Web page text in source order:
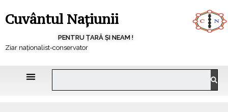
Cuvântul Națiunii
PENTRU ȚARĂ ȘI NEAM !
Ziar naționalist-conservator